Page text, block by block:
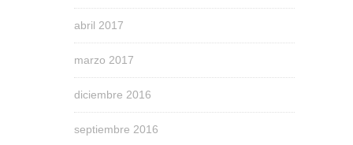
abril 2017
marzo 2017
diciembre 2016
septiembre 2016